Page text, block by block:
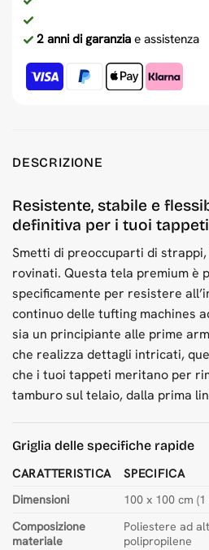
2 anni di garanzia e assistenza
DESCRIZIONE
Resistente, stabile e
definitiva per i tuoi tappeti
Smetti di preoccuparti di
rovinati. Questa tela premium è
specificamente per resistere
continuo delle tufting machines
sia un principiante alle prime
che realizza dettagli intricati,
che i tuoi tappeti meritano per
tamburo sul telaio, dalla prima
Griglia delle specifiche rapide
CARATTERISTICA
SPECIFICA
Dimensioni
100 x 100 cm
Composizione
materiale
Poliestere ad
polipropilene